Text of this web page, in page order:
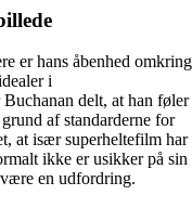
er hans åbenhed omkring
i
delt, at han føler
af standarderne for
at især superheltefilm har
ikke er usikker på sin
en udfordring.